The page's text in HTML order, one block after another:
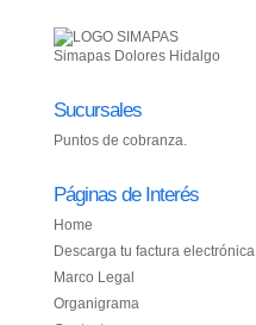
Simapas Dolores Hidalgo
Sucursales
Puntos de cobranza.
Páginas de Interés
Home
Descarga tu factura electrónica
Marco Legal
Organigrama